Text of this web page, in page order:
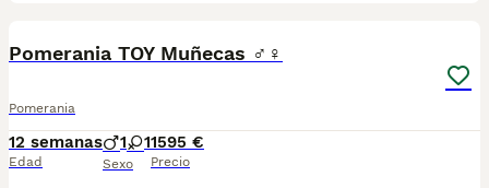
Pomerania TOY Muñecas ♂️♀️
Pomerania
12 semanas
Edad
1 1
Sexo
1595 €
Precio